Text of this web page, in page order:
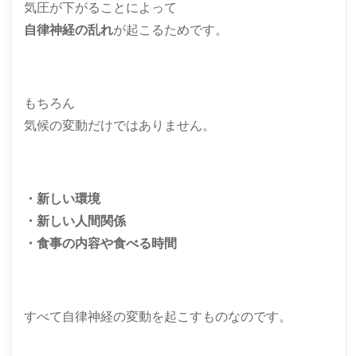
気圧が下がることによって
自律神経の乱れが起こるためです。
もちろん
気候の変動だけではありません。
・新しい環境
・新しい人間関係
・食事の内容や食べる時間
すべて自律神経の変動を起こすものなのです。